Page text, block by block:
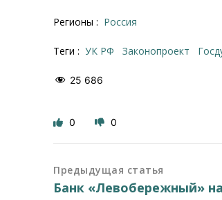
Регионы : Россия
Теги : УК РФ законопроект
25 686
0 0
Предыдущая статья
Банк «Левобережный»